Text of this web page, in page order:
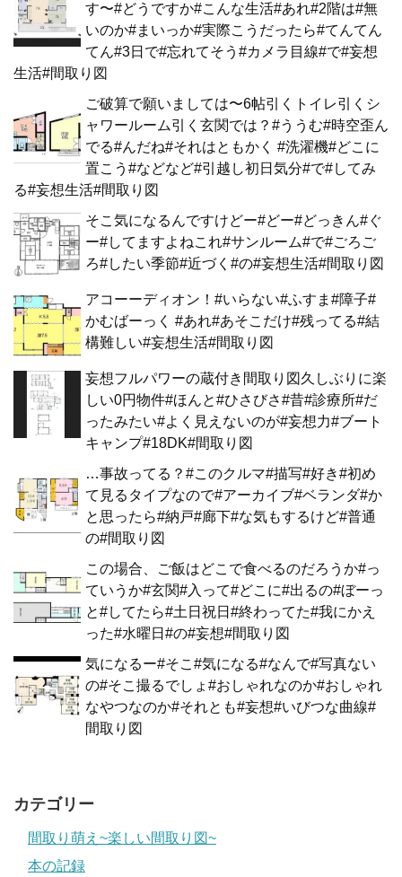
す〜#どうですか#こんな生活#あれ#2階は#無
いのか#まいっか#実際こうだったら#てんてん
てん#3日で#忘れてそう#カメラ目線#で#妄想
生活#間取り図
ご破算で願いましては〜6帖引くトイレ引くシ
ャワールーム引く玄関では？#ううむ#時空歪ん
でる#んだね#それはともかく #洗濯機#どこに
置こう#などなど#引越し初日気分#で#してみ
る#妄想生活#間取り図
そこ気になるんですけどー#どー#どっきん#ぐ
ー#してますよねこれ#サンルーム#で#ごろご
ろ#したい季節#近づく#の#妄想生活#間取り図
アコーーディオン！#いらない#ふすま#障子#
かむばーっく #あれ#あそこだけ#残ってる#結
構難しい#妄想生活#間取り図
妄想フルパワーの蔵付き間取り図久しぶりに楽
しい0円物件#ほんと#ひさびさ#昔#診療所#だ
ったみたい#よく見えないのが#妄想力#ブート
キャンプ#18DK#間取り図
…事故ってる？#このクルマ#描写#好き#初め
て見るタイプなので#アーカイブ#ベランダ#か
と思ったら#納戸#廊下#な気もするけど#普通
の#間取り図
この場合、ご飯はどこで食べるのだろうか#っ
ていうか#玄関#入って#どこに#出るの#ぼーっ
と#してたら#土日祝日#終わってた#我にかえ
った#水曜日#の#妄想#間取り図
気になるー#そこ#気になる#なんで#写真ない
の#そこ撮るでしょ#おしゃれなのか#おしゃれ
なやつなのか#それとも#妄想#いびつな曲線#
間取り図
カテゴリー
間取り萌え~楽しい間取り図~
本の記録